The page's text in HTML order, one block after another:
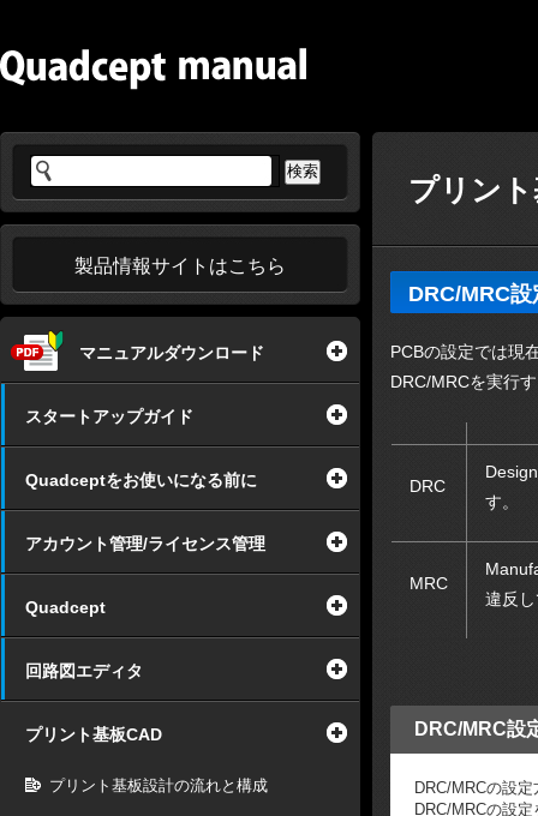
製品情報サイトはこちら
マニュアルダウンロード
スタートアップガイド
Quadceptをお使いになる前に
アカウント管理/ライセンス管理
Quadcept
回路図エディタ
プリント基板CAD
プリント基板設計の流れと構成
プリン
DRC/MRC
PCBの設定では現
DRC/MRCを実行
DRC
す。
MRC
違反
DRC/MRC設
DRC/MRCの設
DRC/MRCの設